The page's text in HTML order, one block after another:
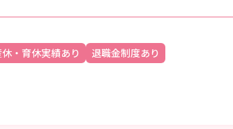
休・育休実績あり
退職金制度あり